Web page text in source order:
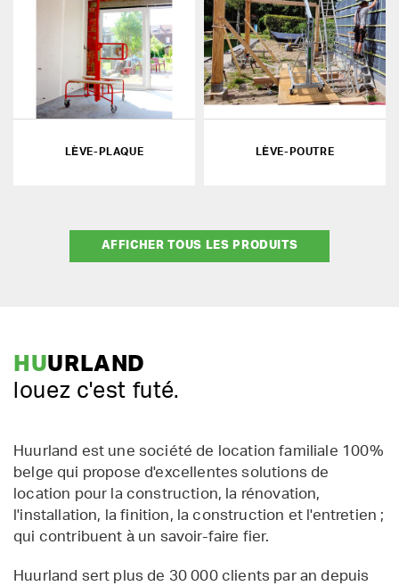
LÈVE-PLAQUE LÈVE-POUTRE
AFFICHER TOUS LES PRODUITS
HUURLAND
louez c'est futé.
Huurland est une société de location familiale 100%
belge qui propose d'excellentes solutions de
location pour la construction, la rénovation,
l'installation, la finition, la construction et l'entretien ;
qui contribuent à un savoir-faire fier.
Huurland sert plus de 30 000 clients par an depuis